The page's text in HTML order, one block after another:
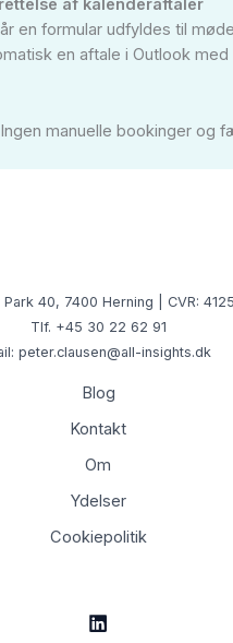
af kalenderaftaler
en formular udfyldes til
en aftale i Outlook
Ingen manuelle bookinger og
40, 7400 Herning | CVR:
Tlf. +45 30 22 62 91
peter.clausen@all-insights.dk
Blog
Kontakt
Om
Ydelser
Cookiepolitik